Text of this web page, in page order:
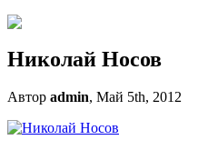
Николай Носов
Автор admin, Май 5th, 2012